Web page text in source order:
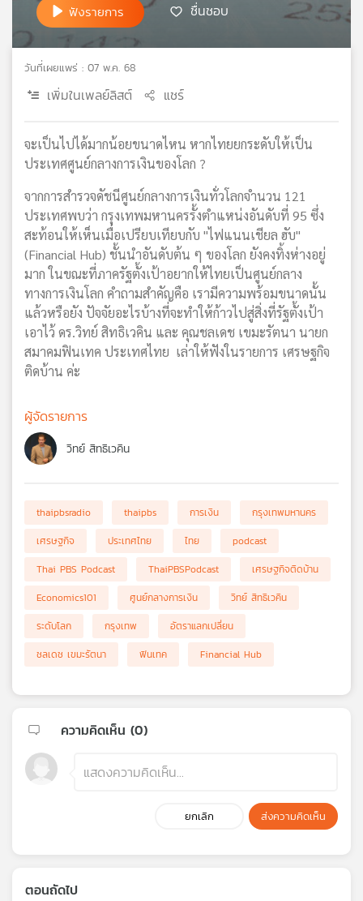
แผนที่
วิทยุ
ข่าย
ฟังรายการ ชื่นชอบ
วันที่เผยแพร่ : 07 พ.ค. 68
เพิ่มในเพลย์ลิสต์ แชร์
จะเป็นไปได้มากน้อยขนาดไหน หากไทยยกระดับให้เป็น
ประเทศศูนย์กลางการเงินของโลก ?
จากการสำรวจดัชนีศูนย์กลางการเงินทั่วโลกจำนวน 121
ประเทศพบว่า กรุงเทพมหานครรั้งตำแหน่งอันดับที่ 95 ซึ่ง
สะท้อนให้เห็นเมื่อเปรียบเทียบกับ "ไฟแนนเชียล ฮับ"
(Financial Hub) ชั้นนำอันดับต้น ๆ ของโลก ยังคงทิ้งห่างอยู่
มาก ในขณะที่ภาครัฐตั้งเป้าอยากให้ไทยเป็นศูนย์กลาง
ทางการเงินโลก คำถามสำคัญคือ เรามีความพร้อมขนาดนั้น
แล้วหรือยัง ปัจจัยอะไรบ้างที่จะทำให้ก้าวไปสู่สิ่งที่รัฐตั้งเป้า
เอาไว้ ดร.วิทย์ สิทธิเวคิน และ คุณชลเดช เขมะรัตนา นายก
สมาคมฟินเทค ประเทศไทย เล่าให้ฟังในรายการ เศรษฐกิจ
ติดบ้าน ค่ะ
ผู้จัดรายการ
วิทย์ สิทธิเวคิน
thaipbsradio thaipbs การเงิน
กรุงเทพมหานคร
เศรษฐกิจ
ประเทศไทย ไทย
podcast
Thai PBS Podcast
ThaiPBSPodcast
เศรษฐกิจติดบ้าน
Economics101
ศูนย์กลางการเงิน
วิทย์ สิทธิเวคิน
ระดับโลก
กรุงเทพ
อัตราแลกเปลี่ยน
ชลเดช เขมะรัตนา
ฟินเทค Financial Hub
ความคิดเห็น (0)
ยกเลิก ส่งความคิดเห็น
ตอนถัดไป